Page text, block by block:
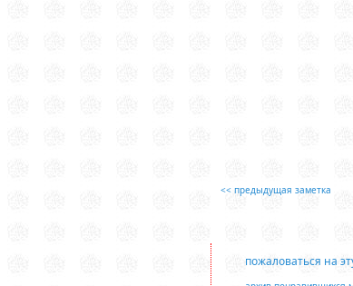
<< предыдущая заметка
пожаловаться на